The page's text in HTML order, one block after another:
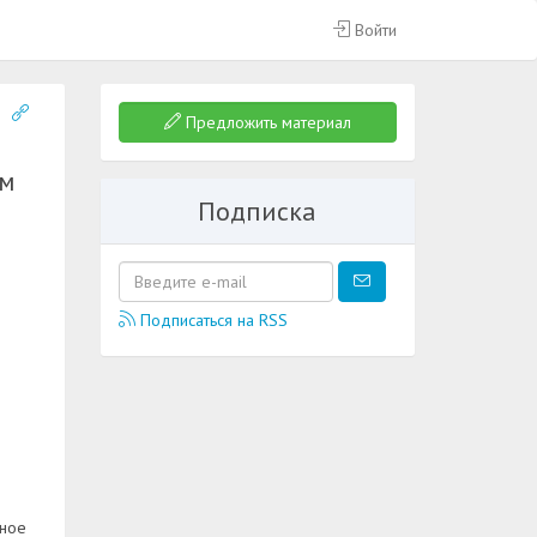
Войти
Предложить материал
Подписка
Подписаться на RSS